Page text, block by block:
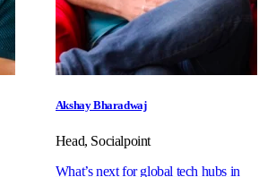
Akshay Bharadwaj
Head, Socialpoint
What’s next for global tech hubs in